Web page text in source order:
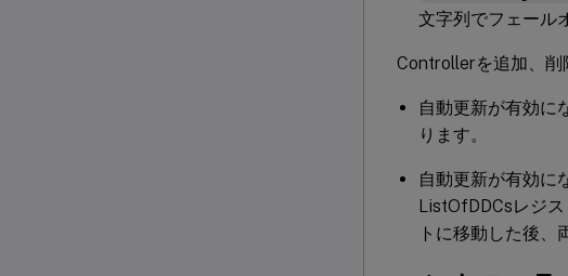
文字列でフェール
Controllerを追加、削
自動更新が有効に
ります。
自動更新が有効に
ListOfDDCsレジ
トに移動した後、